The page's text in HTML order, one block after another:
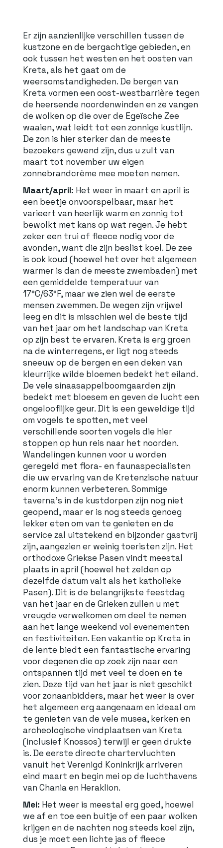
Er zijn aanzienlijke verschillen tussen de
kustzone en de bergachtige gebieden, en
ook tussen het westen en het oosten van
Kreta, als het gaat om de
weersomstandigheden. De bergen van
Kreta vormen een oost-westbarrière tegen
de heersende noordenwinden en ze vangen
de wolken op die over de Egeïsche Zee
waaien, wat leidt tot een zonnige kustlijn.
De zon is hier sterker dan de meeste
bezoekers gewend zijn, dus u zult van
maart tot november uw eigen
zonnebrandcrème mee moeten nemen.
Maart/april: Het weer in maart en april is
een beetje onvoorspelbaar, maar het
varieert van heerlijk warm en zonnig tot
bewolkt met kans op wat regen. Je hebt
zeker een trui of fleece nodig voor de
avonden, want die zijn beslist koel. De zee
is ook koud (hoewel het over het algemeen
warmer is dan de meeste zwembaden) met
een gemiddelde temperatuur van
17°C/63°F, maar we zien wel de eerste
mensen zwemmen. De wegen zijn vrijwel
leeg en dit is misschien wel de beste tijd
van het jaar om het landschap van Kreta
op zijn best te ervaren. Kreta is erg groen
na de winterregens, er ligt nog steeds
sneeuw op de bergen en een deken van
kleurrijke wilde bloemen bedekt het eiland.
De vele sinaasappelboomgaarden zijn
bedekt met bloesem en geven de lucht een
ongelooflijke geur. Dit is een geweldige tijd
om vogels te spotten, met veel
verschillende soorten vogels die hier
stoppen op hun reis naar het noorden.
Wandelingen kunnen voor u worden
geregeld met flora- en faunaspecialisten
die uw ervaring van de Kretenzische natuur
enorm kunnen verbeteren. Sommige
taverna's in de kustdorpen zijn nog niet
geopend, maar er is nog steeds genoeg
lekker eten om van te genieten en de
service zal uitstekend en bijzonder gastvrij
zijn, aangezien er weinig toeristen zijn. Het
orthodoxe Griekse Pasen vindt meestal
plaats in april (hoewel het zelden op
dezelfde datum valt als het katholieke
Pasen). Dit is de belangrijkste feestdag
van het jaar en de Grieken zullen u met
vreugde verwelkomen om deel te nemen
aan het lange weekend vol evenementen
en festiviteiten. Een vakantie op Kreta in
de lente biedt een fantastische ervaring
voor degenen die op zoek zijn naar een
ontspannen tijd met veel te doen en te
zien. Deze tijd van het jaar is niet geschikt
voor zonaanbidders, maar het weer is over
het algemeen erg aangenaam en ideaal om
te genieten van de vele musea, kerken en
archeologische vindplaatsen van Kreta
(inclusief Knossos) terwijl er geen drukte
is. De eerste directe chartervluchten
vanuit het Verenigd Koninkrijk arriveren
eind maart en begin mei op de luchthavens
van Chania en Heraklion.
Mei: Het weer is meestal erg goed, hoewel
we af en toe een buitje of een paar wolken
krijgen en de nachten nog steeds koel zijn,
dus je moet een lichte jas of fleece